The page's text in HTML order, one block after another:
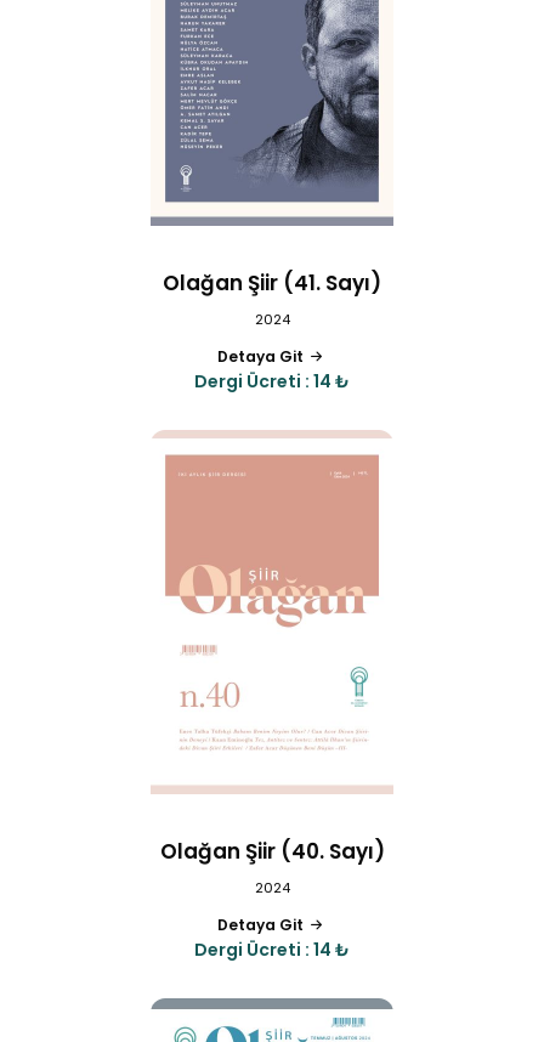
Olağan Şiir (41. Sayı)
2024
Detaya Git
Dergi Ücreti : 14 ₺
Olağan Şiir (40. Sayı)
2024
Detaya Git
Dergi Ücreti : 14 ₺